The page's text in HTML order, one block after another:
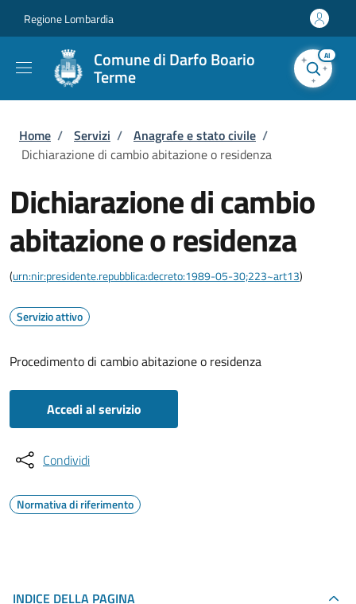
Regione Lombardia
Comune di Darfo Boario
Terme
AI
Briciole di pane
Home / Servizi / Anagrafe e stato civile /
Dichiarazione di cambio abitazione o residenza
Dichiarazione di cambio
abitazione o residenza
(urn:nir:presidente.repubblica:decreto:1989-05-30;223~art13)
Servizio attivo
Procedimento di cambio abitazione o residenza
Accedi al servizio
Condividi
Normativa di riferimento
INDICE DELLA PAGINA